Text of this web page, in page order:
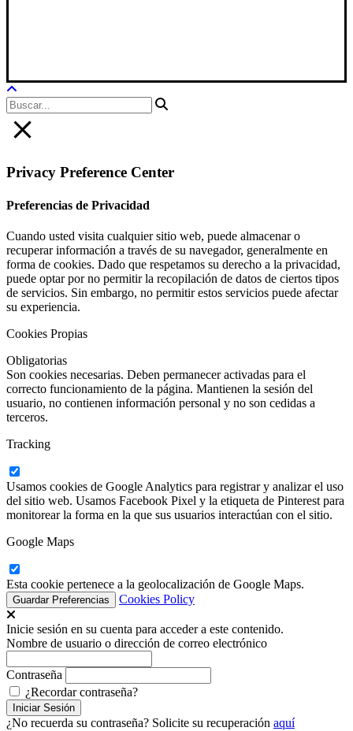
Privacy Preference Center
Preferencias de Privacidad
Cuando usted visita cualquier sitio web, puede almacenar o
recuperar información a través de su navegador, generalmente en
forma de cookies. Dado que respetamos su derecho a la privacidad,
puede optar por no permitir la recopilación de datos de ciertos tipos
de servicios. Sin embargo, no permitir estos servicios puede afectar
su experiencia.
Cookies Propias
Obligatorias
Son cookies necesarias. Deben permanecer activadas para el
correcto funcionamiento de la página. Mantienen la sesión del
usuario, no contienen información personal y no son cedidas a
terceros.
Tracking
Usamos cookies de Google Analytics para registrar y analizar el uso
del sitio web. Usamos Facebook Pixel y la etiqueta de Pinterest para
monitorear la forma en la que sus usuarios interactúan con el sitio.
Google Maps
Esta cookie pertenece a la geolocalización de Google Maps.
Cookies Policy
Inicie sesión en su cuenta para acceder a este contenido.
Nombre de usuario o dirección de correo electrónico
Contraseña
¿Recordar contraseña?
¿No recuerda su contraseña? Solicite su recuperación aquí